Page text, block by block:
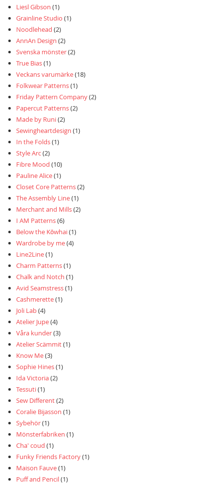
Liesl Gibson (1)
Grainline Studio (1)
Noodlehead (2)
AnnAn Design (2)
Svenska mönster(2)
True Bias(1)
Veckans varumärke(18)
Folkwear Patterns(1)
Friday Pattern Company(2)
Papercut Patterns(2)
Made by Runi(2)
Sewingheartdesign (1)
In the Folds(1)
Style Arc(2)
Fibre Mood (10)
Pauline Alice(1)
Closet Core Patterns(2)
The Assembly Line(1)
Merchant and Mills(2)
I AM Patterns(6)
Below the Kōwhai(1)
Wardrobe by me(4)
Line2Line(1)
Charm Patterns(1)
Chalk and Notch (1)
Avid Seamstress(1)
Cashmerette(1)
Joli Lab(4)
Atelier Jupe(4)
Våra kunder(3)
Atelier Scämmit(1)
Know Me(3)
Sophie Hines(1)
Ida Victoria(2)
Tessuti(1)
Sew Different(2)
Coralie Bijasson (1)
Sybehör(1)
Mönsterfabriken (1)
Cha' coud (1)
Funky Friends Factory(1)
Maison Fauve(1)
Puff and Pencil(1)